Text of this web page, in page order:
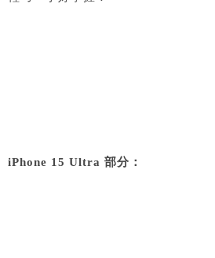
iPhone 15 Ultra 部分：